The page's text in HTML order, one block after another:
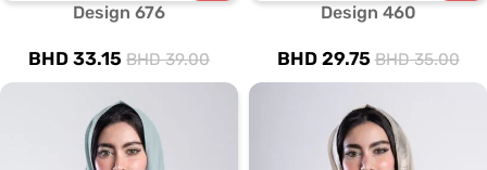
Design 460
BHD35.00
BHD29.75
Design 676
BHD39.00
BHD 33.15